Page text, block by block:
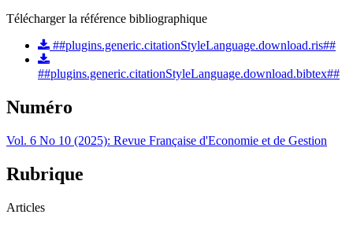
Télécharger la référence bibliographique
##plugins.generic.citationStyleLanguage.download.ris##
##plugins.generic.citationStyleLanguage.download.bibtex##
Numéro
Vol. 6 No 10 (2025): Revue Française d'Economie et de Gestion
Rubrique
Articles